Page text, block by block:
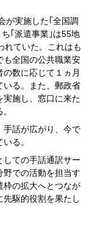
が実施した｢全国調
｢派遣事業｣は55地
れていた。これはも
も全国の公共職業安
数に応じて１ヵ月
いる。また、郵政省
実施し、窓口に来た
話が広がり、今で
る。
ての手話通訳サー
野での活動を担当す
枠の拡大へとつなが
駆的役割を果たし